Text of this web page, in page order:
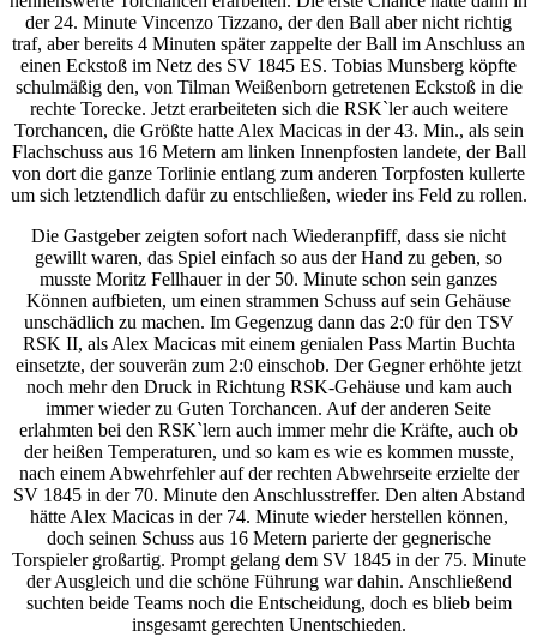
der 24. Minute Vincenzo Tizzano, der den Ball aber nicht richtig
traf, aber bereits 4 Minuten später zappelte der Ball im Anschluss an
einen Eckstoß im Netz des SV 1845 ES. Tobias Munsberg köpfte
schulmäßig den, von Tilman Weißenborn getretenen Eckstoß in die
rechte Torecke. Jetzt erarbeiteten sich die RSK`ler auch weitere
Torchancen, die Größte hatte Alex Macicas in der 43. Min., als sein
Flachschuss aus 16 Metern am linken Innenpfosten landete, der Ball
von dort die ganze Torlinie entlang zum anderen Torpfosten kullerte
um sich letztendlich dafür zu entschließen, wieder ins Feld zu rollen.
Die Gastgeber zeigten sofort nach Wiederanpfiff, dass sie nicht
gewillt waren, das Spiel einfach so aus der Hand zu geben, so
musste Moritz Fellhauer in der 50. Minute schon sein ganzes
Können aufbieten, um einen strammen Schuss auf sein Gehäuse
unschädlich zu machen. Im Gegenzug dann das 2:0 für den TSV
RSK II, als Alex Macicas mit einem genialen Pass Martin Buchta
einsetzte, der souverän zum 2:0 einschob. Der Gegner erhöhte jetzt
noch mehr den Druck in Richtung RSK-Gehäuse und kam auch
immer wieder zu Guten Torchancen. Auf der anderen Seite
erlahmten bei den RSK`lern auch immer mehr die Kräfte, auch ob
der heißen Temperaturen, und so kam es wie es kommen musste,
nach einem Abwehrfehler auf der rechten Abwehrseite erzielte der
SV 1845 in der 70. Minute den Anschlusstreffer. Den alten Abstand
hätte Alex Macicas in der 74. Minute wieder herstellen können,
doch seinen Schuss aus 16 Metern parierte der gegnerische
Torspieler großartig. Prompt gelang dem SV 1845 in der 75. Minute
der Ausgleich und die schöne Führung war dahin. Anschließend
suchten beide Teams noch die Entscheidung, doch es blieb beim
insgesamt gerechten Unentschieden.